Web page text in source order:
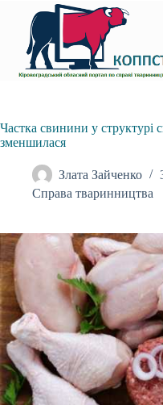
вмісту
Частка свинини у структурі
зменшилася
Злата Зайченко
Справа тваринництва